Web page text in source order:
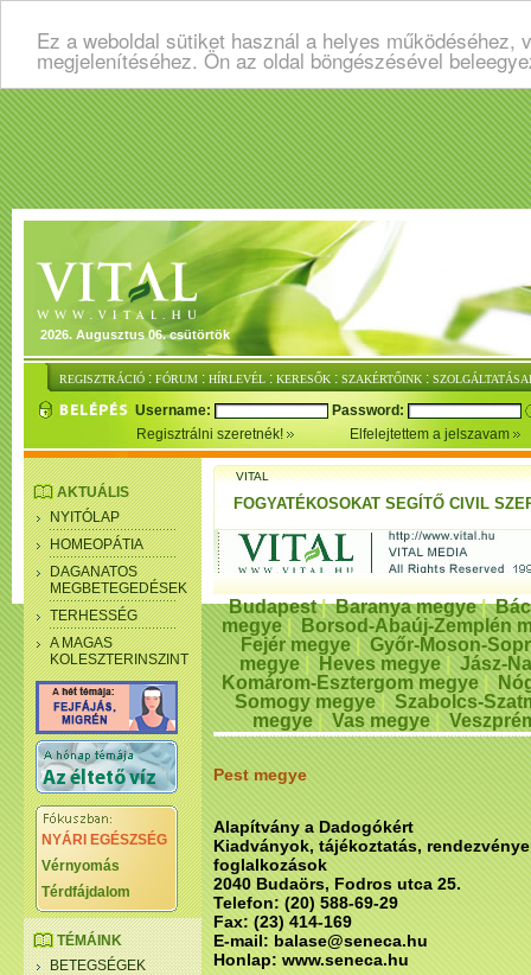
Ez a weboldal sütiket használ a helyes
megjelenítéséhez. Ön az oldal böngészésével
2026. Augusztus 06. csütörtök
REGISZTRÁCIÓ : FÓRUM : HÍRLEVÉL : KERESŐK : SZAKÉRTŐINK :
Username:
Password:
Regisztrálni szeretnék!
Elfelejtettem a jelszavam
AKTUÁLIS
NYITÓLAP
HOMEOPÁTIA
DAGANATOS
MEGBETEGEDÉSEK
TERHESSÉG
A MAGAS
KOLESZTERINSZINT
NYÁRI EGÉSZSÉG
Vérnyomás
Térdfájdalom
TÉMÁINK
BETEGSÉGEK
VITAL
FOGYATÉKOSOKAT SEGÍTŐ CIVIL
Budapest|Baranya megye|
megye|Borsod-Abaúj-Zemplén
Fejér megye|Győr-Moson-
megye|Heves megye|Jász-
Komárom-Esztergom megye|
Somogy megye|Szabolcs-
megye|Vas megye|
Pest megye
Alapítvány a Dadogókért
Kiadványok, tájékoztatás,
foglalkozások
2040 Budaörs, Fodros utca 25.
Telefon: (20) 588-69-29
Fax: (23) 414-169
E-mail: balase@seneca.hu
Honlap: www.seneca.hu